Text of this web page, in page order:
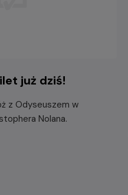
już dziś!
z Odyseuszem w
Nolana.